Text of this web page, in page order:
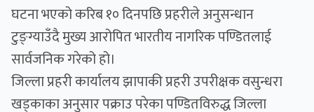
घटना भएको करिब १० दिनपछि प्रहरीले अनुसन्धान
टुङ्ग्याउँदै मुख्य आरोपित भारतीय नागरिक पण्डितलाई
सार्वजनिक गरेको हो।
जिल्ला प्रहरी कार्यालय झापाकी प्रहरी उपरीक्षक वसुन्धरा
खड्काका अनुसार पक्राउ परेका पण्डितविरुद्ध जिल्ला